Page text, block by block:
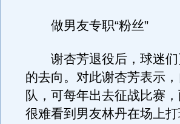
做男友专职“粉丝”
谢杏芳退役后，球迷们
的去向。对此谢杏芳表示
队，可每年出去征战比赛
很难看到男友林丹在场上